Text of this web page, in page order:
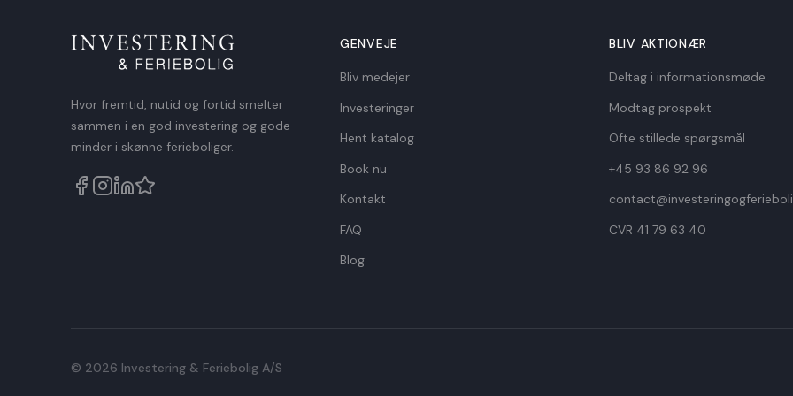
Hvor fremtid, nutid og fortid smelter
sammen i en god investering og gode
minder i skønne ferieboliger.
GENVEJE
Bliv medejer
Investeringer
Hent katalog
Book nu
Kontakt
FAQ
Blog
BLIV AKTIONÆR
Deltag i informationsmøde
Modtag prospekt
Ofte stillede spørgsmål
+45 93 86 92 96
CVR 41 79 63 40​
© 2026 Investering & Feriebolig A/S